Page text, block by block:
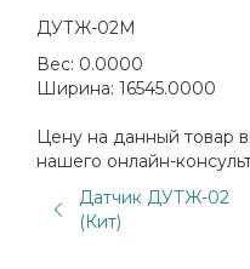
ДУТЖ-02М
Вес: 0.0000
Ширина: 16545.0000
Цену на данный товар
нашего онлайн-
Датчик ДУТЖ-02
(Кит)